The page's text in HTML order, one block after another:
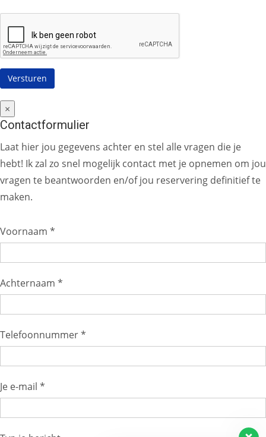
×
Contactformulier
Laat hier jou gegevens achter en stel alle vragen die je
hebt! Ik zal zo snel mogelijk contact met je opnemen om jou
vragen te beantwoorden en/of jou reservering definitief te
maken.
Voornaam *
Achternaam *
Telefoonnummer *
Je e-mail *